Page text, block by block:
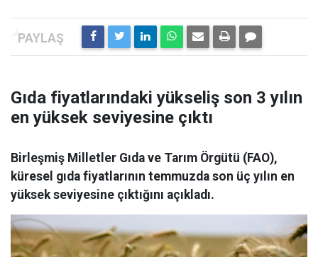
Gıda fiyatlarındaki yükseliş son 3 yılın
en yüksek seviyesine çıktı
Birleşmiş Milletler Gıda ve Tarım Örgütü (FAO),
küresel gıda fiyatlarının temmuzda son üç yılın en
yüksek seviyesine çıktığını açıkladı.